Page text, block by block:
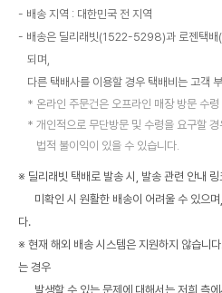
배송 지역 : 대한민국 전 지역
배송은 딜리래빗(1522-5298)과 로젠택
되며,
다른 택배사를 이용할 경우 택배비는 고객
온라인 주문건은 오프라인 매장 방문 수령
개인적으로 무단방문 및 수령을 요구할
법적 불이익이 있을 수 있습니다.
※ 딜리래빗 택배로 발송 시, 발송 관련 안내
미확인 시 원활한 배송이 어려울 수 있으며
다.
※ 현재 해외 배송 시스템은 지원하지 않습니
는 경우
발생할 수 있는 문제에 대해서는 저희 측에